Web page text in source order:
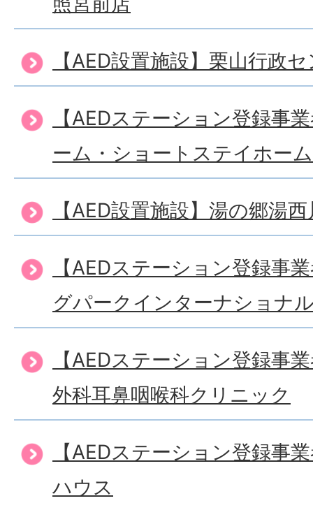
【AED設置施設】栗山行政
【AEDステーション登録事
ーム・ショートステイホー
【AED設置施設】湯の郷湯
【AEDステーション登録事
グパークインターナショナ
【AEDステーション登録事
外科耳鼻咽喉科クリニック
【AEDステーション登録事
ハウス